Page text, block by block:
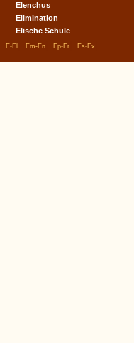
Elenchus
Elimination
Elische Schule
E-El Em-En Ep-Er Es-Ex